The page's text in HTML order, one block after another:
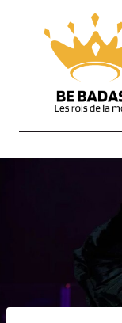
content